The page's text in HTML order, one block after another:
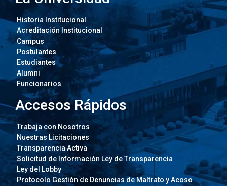
Historia Institucional
Acreditación Institucional
Campus
Postulantes
Estudiantes
Alumni
Funcionarios
Accesos Rápidos
Trabaja con Nosotros
Nuestras Licitaciones
Transparencia Activa
Solicitud de Información Ley de Transparencia
Ley del Lobby
Protocolo Gestión de Denuncias de Maltrato y Acoso